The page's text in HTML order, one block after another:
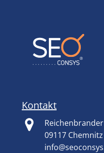
Kontakt
09117 Chemnitz